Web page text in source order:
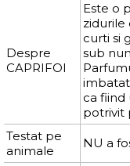
Despre
CAPRIFOI
Este o
zidurile
curti si
sub
ca
potrivit
Testat pe
animale
NU a